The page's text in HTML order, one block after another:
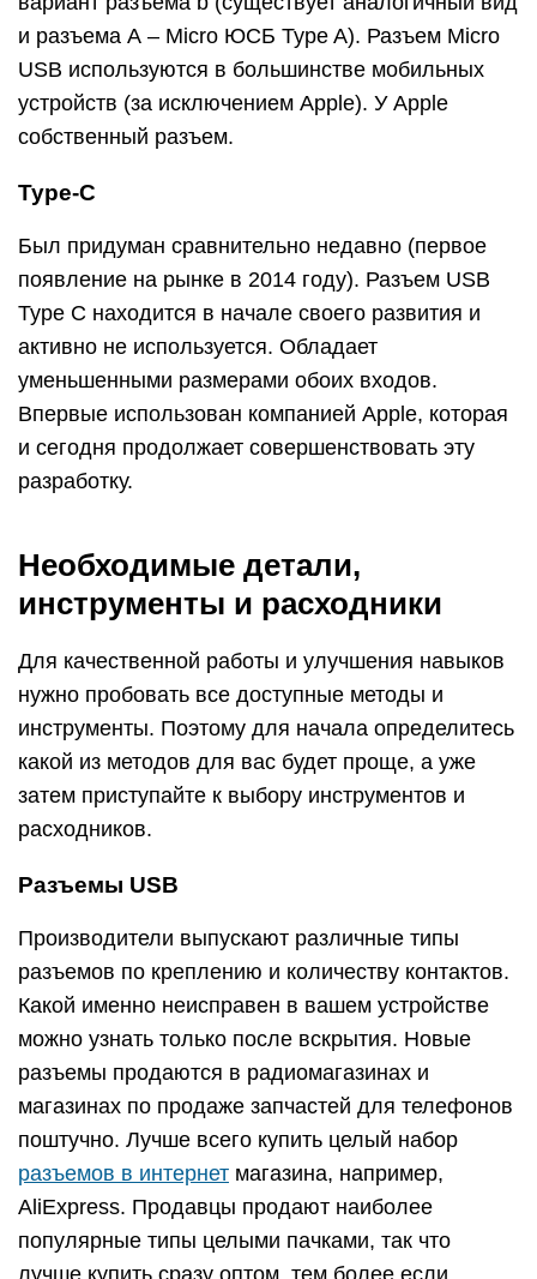
и разъема А – Micro ЮСБ Type A). Разъем Micro
USB используются в большинстве мобильных
устройств (за исключением Apple). У Apple
собственный разъем.
Type-С
Был придуман сравнительно недавно (первое
появление на рынке в 2014 году). Разъем USB
Type C находится в начале своего развития и
активно не используется. Обладает
уменьшенными размерами обоих входов.
Впервые использован компанией Apple, которая
и сегодня продолжает совершенствовать эту
разработку.
Необходимые детали,
инструменты и расходники
Для качественной работы и улучшения навыков
нужно пробовать все доступные методы и
инструменты. Поэтому для начала определитесь
какой из методов для вас будет проще, а уже
затем приступайте к выбору инструментов и
расходников.
Разъемы USB
Производители выпускают различные типы
разъемов по креплению и количеству контактов.
Какой именно неисправен в вашем устройстве
можно узнать только после вскрытия. Новые
разъемы продаются в радиомагазинах и
магазинах по продаже запчастей для телефонов
поштучно. Лучше всего купить целый набор
разъемов в интернет магазина, например,
AliExpress. Продавцы продают наиболее
популярные типы целыми пачками, так что
лучше купить сразу оптом, тем более если